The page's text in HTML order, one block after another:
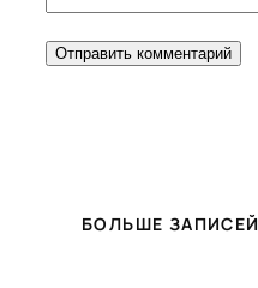
БОЛЬШЕ ЗАПИСЕЙ